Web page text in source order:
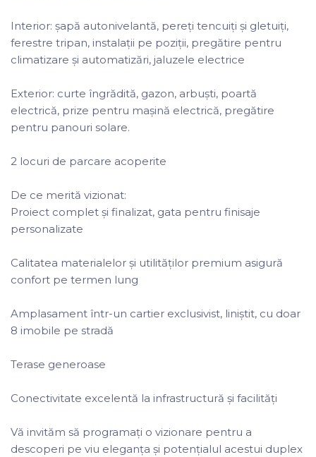
Interior: șapă autonivelantă, pereți tencuiți și gletuiți,
ferestre tripan, instalații pe poziții, pregătire pentru
climatizare și automatizări, jaluzele electrice
Exterior: curte îngrădită, gazon, arbuști, poartă
electrică, prize pentru mașină electrică, pregătire
pentru panouri solare.
2 locuri de parcare acoperite
De ce merită vizionat:
Proiect complet și finalizat, gata pentru finisaje
personalizate
Calitatea materialelor și utilităților premium asigură
confort pe termen lung
Amplasament într-un cartier exclusivist, liniștit, cu doar
8 imobile pe stradă
Terase generoase
Conectivitate excelentă la infrastructură și facilități
Vă invităm să programați o vizionare pentru a
descoperi pe viu eleganța și potențialul acestui duplex